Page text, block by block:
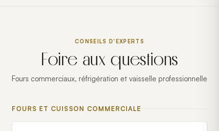
CONSEILS D'EXPERTS
Foire aux questions
Fours commerciaux, réfrigération et vaisselle professionnelle
FOURS ET CUISSON COMMERCIALE